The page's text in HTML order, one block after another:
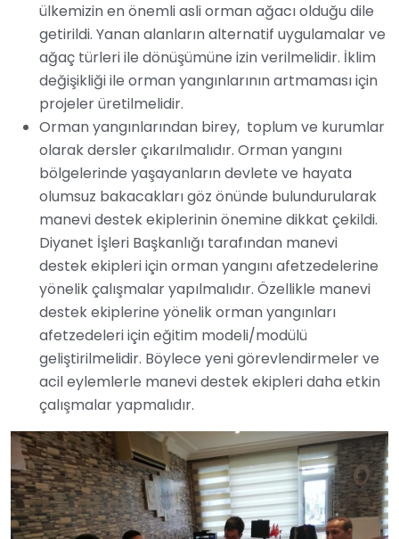
ülkemizin en önemli asli orman ağacı olduğu dile
getirildi. Yanan alanların alternatif uygulamalar ve
ağaç türleri ile dönüşümüne izin verilmelidir. İklim
değişikliği ile orman yangınlarının artmaması için
projeler üretilmelidir.
Orman yangınlarından birey, toplum ve kurumlar
olarak dersler çıkarılmalıdır. Orman yangını
bölgelerinde yaşayanların devlete ve hayata
olumsuz bakacakları göz önünde bulundurularak
manevi destek ekiplerinin önemine dikkat çekildi.
Diyanet İşleri Başkanlığı tarafından manevi
destek ekipleri için orman yangını afetzedelerine
yönelik çalışmalar yapılmalıdır. Özellikle manevi
destek ekiplerine yönelik orman yangınları
afetzedeleri için eğitim modeli/modülü
geliştirilmelidir. Böylece yeni görevlendirmeler ve
acil eylemlerle manevi destek ekipleri daha etkin
çalışmalar yapmalıdır.